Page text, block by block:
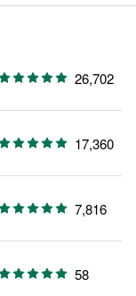
26,702
17,360
7,816
58